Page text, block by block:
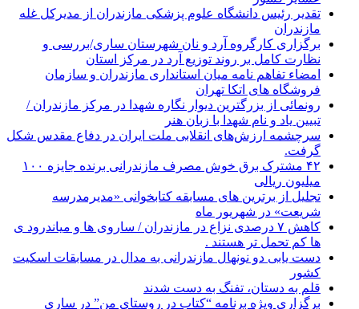
تقدیر رئیس دانشگاه علوم پزشکی مازندران از مدیرکل غله
مازندران
برگزاری کارگروه آرد و نان شهرستان ساری/بررسی و
نظارت کامل بر روند توزیع آرد در مرکز استان
امضاء تفاهم نامه میان استانداری مازندران و سازمان
فروشگاه های اتکا تهران
رونمائی از بزرگترین دیوار نگاره شهدا در مرکز مازندران /
تبیین یاد و نام شهدا با زبان هنر
سرچشمه ارزش‌های انقلابی ملت ایران در دفاع مقدس شکل
گرفت.
۴۲ مشترک برق خوش مصرف مازندرانی برنده جایزه ۱۰۰
میلیون ریالی
تجلیل از برترین های مسابقه کتابخوانی «مدیرمدرسه
شریعت» در شهریور ماه
کاهش ۷ درصدی نزاع در مازندران / ساروی ها و میاندرود ی
ها کم تحمل تر هستند‌ .
دست یابی دو نونهال مازندرانی به مدال در مسابقات اسکیت
کشور
قلم به دستان، تفنگ به دست شدند
برگزاری ویژه برنامه “کتاب در روستای من” در ساری